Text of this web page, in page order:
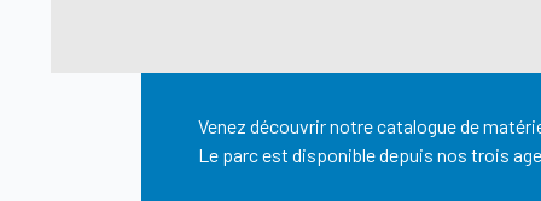
Venez découvrir notre catalogue de
Le parc est disponible depuis nos trois